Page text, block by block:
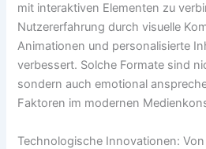
mit interaktiven Elementen zu
Nutzererfahrung durch visuelle
Animationen und personalisierte
verbessert. Solche Formate sind
sondern auch emotional
Faktoren im modernen
Technologische Innovationen: